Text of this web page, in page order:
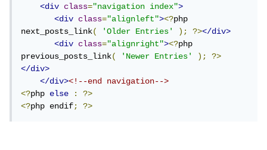
<div
class="navigation index">
<div
class="alignleft"><?php
next_posts_link( 'Older Entries' ); ?></div>
<div
class="alignright"><?php
previous_posts_link( 'Newer Entries' );
?>
</div>
</div><!--end navigation-->
<?php else :
?>
<?php endif; ?>